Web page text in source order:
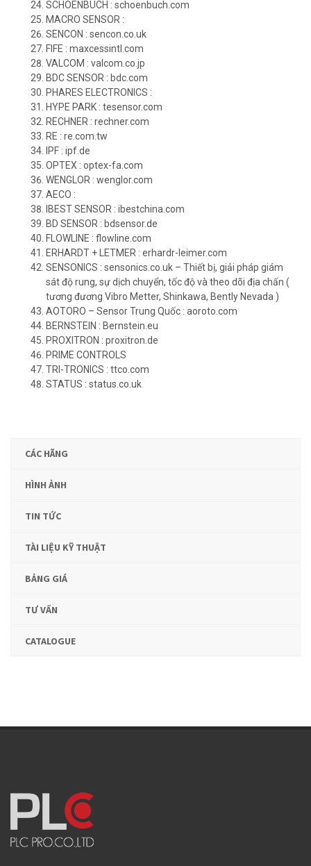
SCHOENBUCH : schoenbuch.com
MACRO SENSOR :
SENCON : sencon.co.uk
FIFE : maxcessintl.com
VALCOM : valcom.co.jp
BDC SENSOR : bdc.com
PHARES ELECTRONICS :
HYPE PARK : tesensor.com
RECHNER : rechner.com
RE : re.com.tw
IPF : ipf.de
OPTEX : optex-fa.com
WENGLOR : wenglor.com
AECO :
IBEST SENSOR : ibestchina.com
BD SENSOR : bdsensor.de
FLOWLINE : flowline.com
ERHARDT + LETMER : erhardr-leimer.com
SENSONICS : sensonics.co.uk – Thiết bị, giải pháp giám
sát độ rung, sự dịch chuyển, tốc độ và theo dõi địa chấn (
tương đương Vibro Metter, Shinkawa, Bently Nevada )
AOTORO – Sensor Trung Quốc : aoroto.com
BERNSTEIN : Bernstein.eu
PROXITRON : proxitron.de
PRIME CONTROLS
TRI-TRONICS : ttco.com
STATUS : status.co.uk
CÁC HÃNG
HÌNH ẢNH
TIN TỨC
TÀI LIỆU KỸ THUẬT
BẢNG GIÁ
TƯ VẤN
CATALOGUE